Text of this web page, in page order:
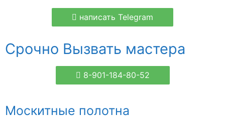
написать Telegram
Срочно Вызвать мастера
8-901-184-80-52
Москитные полотна